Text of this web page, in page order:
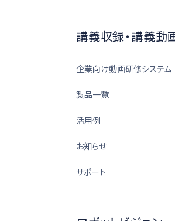
講義収録・講義動
企業向け動画研修システム
製品一覧
活用例
お知らせ
サポート